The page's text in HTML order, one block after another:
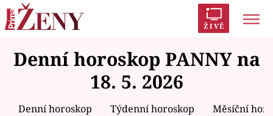
ŽIVĚ
Trendy: Polabí Inspekce Prostřeno!
AYTO?
Zrádci Proměny
Denní horoskop PANNY na
18. 5. 2026
Denní horoskop Týdenní horoskop Měsíční